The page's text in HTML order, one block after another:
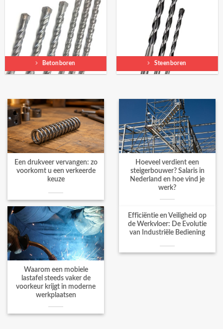
Betonboren Steenboren
Een drukveer vervangen: zo
voorkomt u een verkeerde
keuze
Hoeveel verdient een
steigerbouwer? Salaris in
Nederland en hoe vind je
werk?
Waarom een mobiele
lastafel steeds vaker de
voorkeur krijgt in moderne
werkplaatsen
Efficiëntie en Veiligheid op
de Werkvloer: De Evolutie
van Industriële Bediening